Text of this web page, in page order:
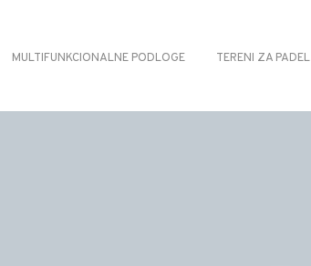
MULTIFUNKCIONALNE PODLOGE TERENI ZA PADEL